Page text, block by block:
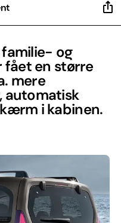
og
fået en større
mere
automatisk
i kabinen.